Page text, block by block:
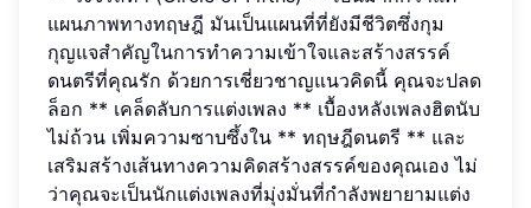
แผนภาพทางทฤษฎี มันเป็นแผนที่ที่ยังมีชีวิตซึ่งกุม
กุญแจสำคัญในการทำความเข้าใจและสร้างสรรค์
ดนตรีที่คุณรัก ด้วยการเชี่ยวชาญแนวคิดนี้ คุณจะปลด
ล็อก ** เคล็ดลับการแต่งเพลง ** เบื้องหลังเพลงฮิตนับ
ไม่ถ้วน เพิ่มความซาบซึ้งใน ** ทฤษฎีดนตรี ** และ
เสริมสร้างเส้นทางความคิดสร้างสรรค์ของคุณเอง ไม่
ว่าคุณจะเป็นนักแต่งเพลงที่มุ่งมั่นที่กำลังพยายามแต่ง